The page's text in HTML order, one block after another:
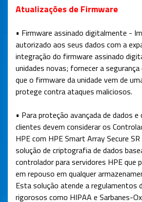
Atualizações de Firmware
• Firmware assinado digitalmente -
autorizado aos seus dados com a
integração do firmware assinado
unidades novas; fornecer a
que o firmware da unidade vem de
protege contra ataques maliciosos.
• Para proteção avançada de dados
clientes devem considerar os
HPE com HPE Smart Array Secure
solução de criptografia de dados
controlador para servidores HPE que
em repouso em qualquer
Esta solução atende a regulamentos
rigorosos como HIPAA e Sarbanes-